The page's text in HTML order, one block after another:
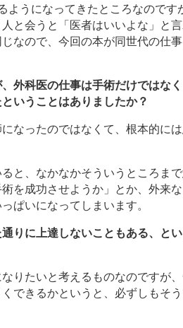
うになってきたところなのです
と会うと「医者はいいよな」と
なので、今回の本が同世代の仕
科医の仕事は手術だけではな
いうことはありましたか？
なったのではなくて、根本的に
と、なかなかそういうところま
を成功させようか」とか、外来
ぱいになってしまいます。
に上達しないこともある、と
りたいと考えるものなのですが
できるかというと、必ずしもそ